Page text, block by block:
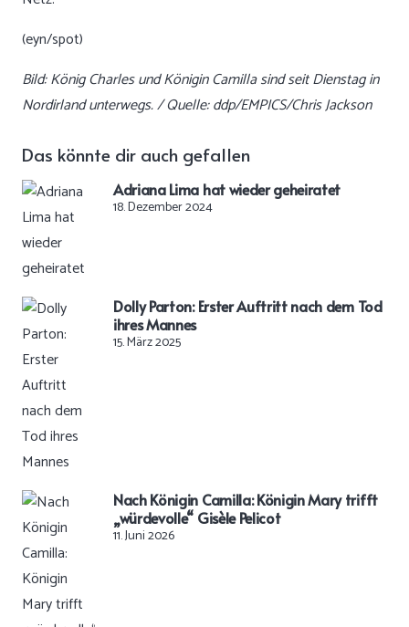
(eyn/spot)
Bild: König Charles und Königin Camilla sind seit Dienstag in
Nordirland unterwegs. / Quelle: ddp/EMPICS/Chris Jackson
Das könnte dir auch gefallen
Adriana Lima hat wieder geheiratet
18. Dezember 2024
Dolly Parton: Erster Auftritt nach dem Tod
ihres Mannes
15. März 2025
Nach Königin Camilla: Königin Mary trifft
„würdevolle“ Gisèle Pelicot
11. Juni 2026